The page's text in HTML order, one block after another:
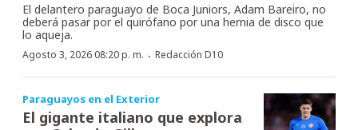
El delantero paraguayo de Boca Juniors, Adam Bareiro, no
deberá pasar por el quirófano por una hernia de disco que
lo aqueja.
Agosto 3, 2026 08:20 p. m. · Redacción D10
Paraguayos en el Exterior
El gigante italiano que explora